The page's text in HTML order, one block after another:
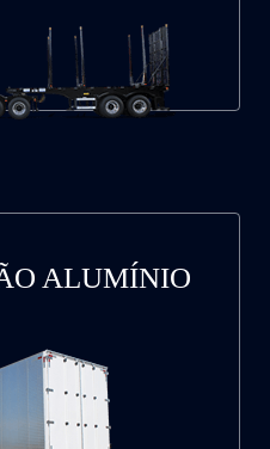
ALUMÍNIO